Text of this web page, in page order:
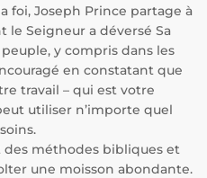
foi, Joseph Prince partage à
le Seigneur a déversé Sa
y compris dans les
en constatant que
travail – qui est votre
utiliser n’importe quel
méthodes bibliques et
une moisson abondante.